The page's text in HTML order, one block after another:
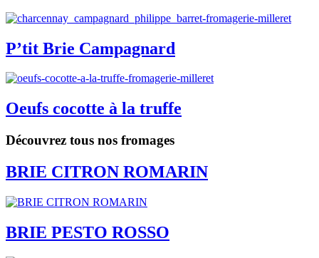
P’tit Brie Campagnard
Oeufs cocotte à la truffe
Découvrez tous nos fromages
BRIE CITRON ROMARIN
BRIE PESTO ROSSO